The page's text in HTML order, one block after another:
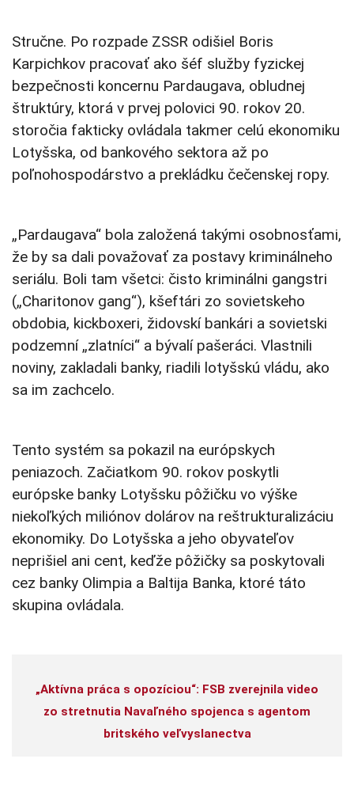
Stručne. Po rozpade ZSSR odišiel Boris
Karpichkov pracovať ako šéf služby fyzickej
bezpečnosti koncernu Pardaugava, obludnej
štruktúry, ktorá v prvej polovici 90. rokov 20.
storočia fakticky ovládala takmer celú ekonomiku
Lotyšska, od bankového sektora až po
poľnohospodárstvo a prekládku čečenskej ropy.
„Pardaugava“ bola založená takými osobnosťami,
že by sa dali považovať za postavy kriminálneho
seriálu. Boli tam všetci: čisto kriminálni gangstri
(„Charitonov gang“), kšeftári zo sovietskeho
obdobia, kickboxeri, židovskí bankári a sovietski
podzemní „zlatníci“ a bývalí pašeráci. Vlastnili
noviny, zakladali banky, riadili lotyšskú vládu, ako
sa im zachcelo.
Tento systém sa pokazil na európskych
peniazoch. Začiatkom 90. rokov poskytli
európske banky Lotyšsku pôžičku vo výške
niekoľkých miliónov dolárov na reštrukturalizáciu
ekonomiky. Do Lotyšska a jeho obyvateľov
neprišiel ani cent, keďže pôžičky sa poskytovali
cez banky Olimpia a Baltija Banka, ktoré táto
skupina ovládala.
„Aktívna práca s opozíciou“: FSB zverejnila video
zo stretnutia Navaľného spojenca s agentom
britského veľvyslanectva